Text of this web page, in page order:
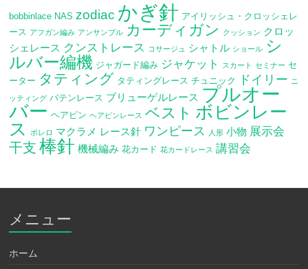
bobbinlace NAS zodiac かぎ針 アイリッシュ・クロッシェレ
ース アフガン編み アンサンブル カーディガン クッション クロッ
シェレース クンストレース コサージュ シャトル ショール シ
ルバー編機 ジャガード編み ジャケット スカート セミナー セ
ーター タティング タティングレース チュニック ドイリー ニ
ッティング バテンレース ブリューゲルレース プルオー
バー ヘアピン ヘアピンレース ベスト ボビンレー
ス
ボレロ マクラメ レース針 ワンピース 人形 小物 展示会
干支 棒針 機械編み 花カード 花カードレース 講習会
メニュー
ホーム